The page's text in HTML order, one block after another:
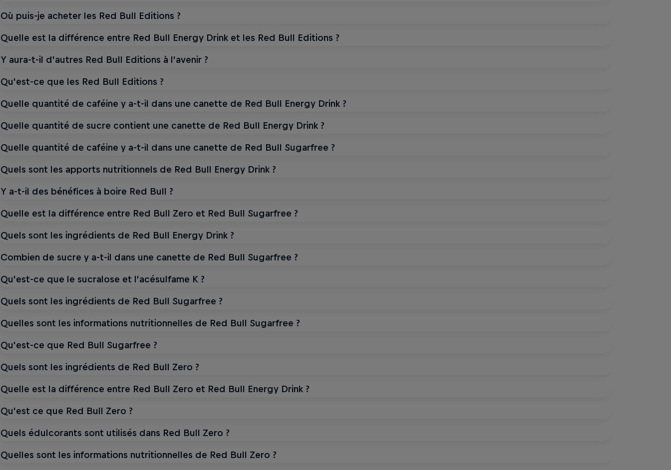
Où puis-je acheter les Red Bull Editions ?
Quelle est la différence entre Red Bull Energy Drink et les Red Bull Editions ?
Y aura-t-il d'autres Red Bull Editions à l'avenir ?
Qu'est-ce que les Red Bull Editions ?
Quelle quantité de caféine y a-t-il dans une canette de Red Bull Energy Drink ?
Quelle quantité de sucre contient une canette de Red Bull Energy Drink ?
Quelle quantité de caféine y a-t-il dans une canette de Red Bull Sugarfree ?
Quels sont les apports nutritionnels de Red Bull Energy Drink ?
Y a-t-il des bénéfices à boire Red Bull ?
Quelle est la différence entre Red Bull Zero et Red Bull Sugarfree ?
Quels sont les ingrédients de Red Bull Energy Drink ?
Combien de sucre y a-t-il dans une canette de Red Bull Sugarfree ?
Qu'est-ce que le sucralose et l'acésulfame K ?
Quels sont les ingrédients de Red Bull Sugarfree ?
Quelles sont les informations nutritionnelles de Red Bull Sugarfree ?
Qu'est-ce que Red Bull Sugarfree ?
Quels sont les ingrédients de Red Bull Zero ?
Quelle est la différence entre Red Bull Zero et Red Bull Energy Drink ?
Qu'est ce que Red Bull Zero ?
Quels édulcorants sont utilisés dans Red Bull Zero ?
Quelles sont les informations nutritionnelles de Red Bull Zero ?
LE NOUVEAU GOÛT DE LA SAISON